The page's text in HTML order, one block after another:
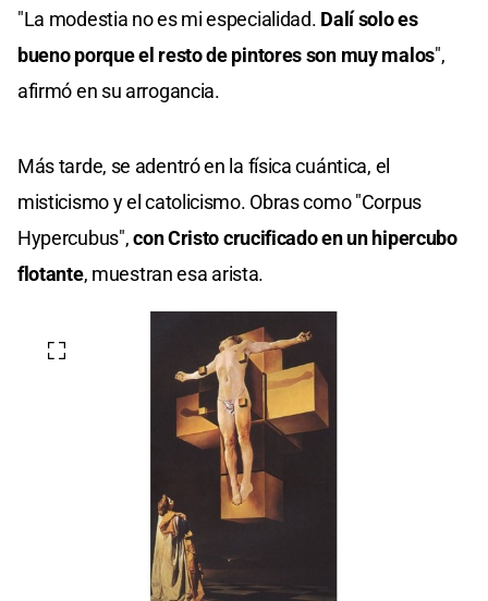
"La modestia no es mi especialidad. Dalí solo es
bueno porque el resto de pintores son muy malos",
afirmó en su arrogancia.
Más tarde, se adentró en la física cuántica, el
misticismo y el catolicismo. Obras como "Corpus
Hypercubus",con Cristo crucificado en un hipercubo
flotante, muestran esa arista.